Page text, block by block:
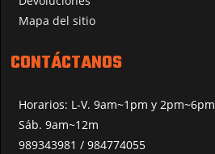
Mapa del sitio
CONTÁCTANOS
Horarios: L-V. 9am~1pm y 2pm~6pm
Sáb. 9am~12m
989343981 / 984774055